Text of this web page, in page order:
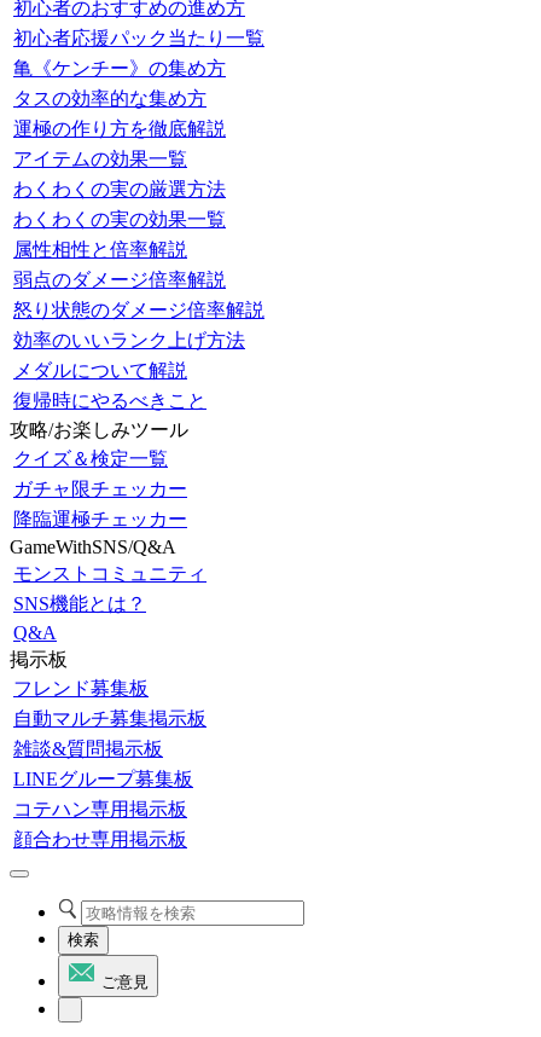
初心者のおすすめの進め方
初心者応援パック当たり一覧
亀《ケンチー》の集め方
タスの効率的な集め方
運極の作り方を徹底解説
アイテムの効果一覧
わくわくの実の厳選方法
わくわくの実の効果一覧
属性相性と倍率解説
弱点のダメージ倍率解説
怒り状態のダメージ倍率解説
効率のいいランク上げ方法
メダルについて解説
復帰時にやるべきこと
攻略/お楽しみツール
クイズ＆検定一覧
ガチャ限チェッカー
降臨運極チェッカー
GameWithSNS/Q&A
モンストコミュニティ
SNS機能とは？
Q&A
掲示板
フレンド募集板
自動マルチ募集掲示板
雑談&質問掲示板
LINEグループ募集板
コテハン専用掲示板
顔合わせ専用掲示板
検索
ご意見